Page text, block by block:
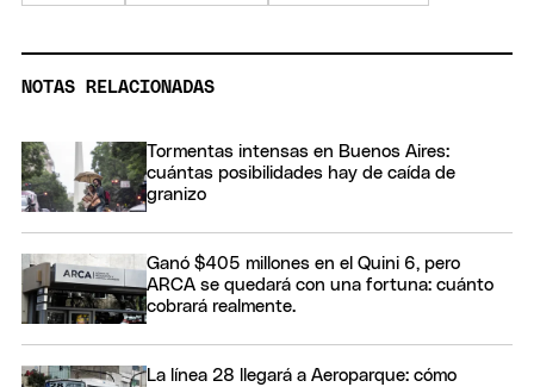
NOTAS RELACIONADAS
Tormentas intensas en Buenos Aires:
cuántas posibilidades hay de caída de
granizo
Ganó $405 millones en el Quini 6, pero
ARCA se quedará con una fortuna: cuánto
cobrará realmente.
La línea 28 llegará a Aeroparque: cómo